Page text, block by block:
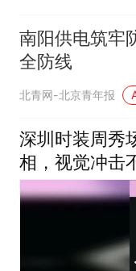
南阳供电筑牢
全防线
北青网-北京青年报
深圳时装周秀
相，视觉冲击